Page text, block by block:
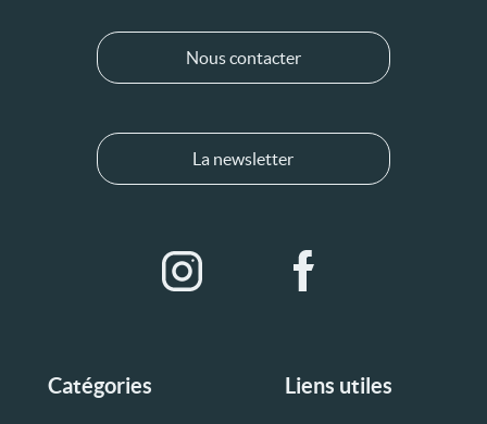
Catégories Liens utiles
Nous contacter
La newsletter